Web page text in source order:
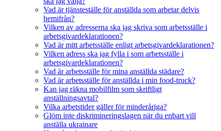
Vad är tjänsteställe för anställda som arbetar delvis
hemifrån?
Vilken av adresserna ska jag skriva som arbetsställe i
arbetsgivardeklarationen?
Vad är mitt arbetsställe enligt arbetsgivardeklarationen?
Vilken adress ska jag fylla i som arbetsställe i
arbetsgivardeklarationen?
Vad är arbetsställe för mina anställda städare?
Vad är arbetsställe för anställda i min food-truck?
Kan jag räkna mobilfilm som skriftligt
anställningsavtal?
Vilka arbetstider gäller för minderåriga?
Glöm inte diskrimineringslagen när du enbart vill
anställa ukrainare